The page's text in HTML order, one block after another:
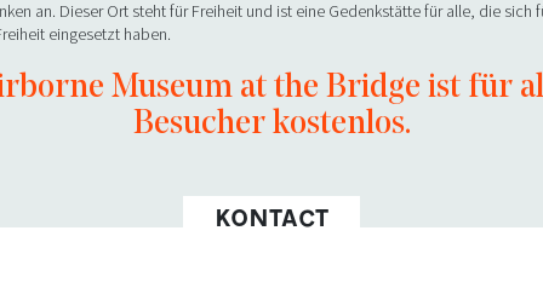
an. Dieser Ort steht für Freiheit und ist eine Gedenkstätte für alle, die sich
eingesetzt haben.
Museum at the Bridge ist für
Besucher kostenlos.
KONTACT